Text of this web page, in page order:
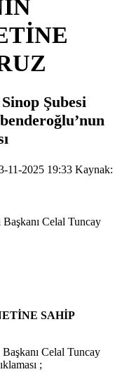
Şubesi
11-2025 19:33 Kaynak:
SAHİP
Celal Tuncay
;